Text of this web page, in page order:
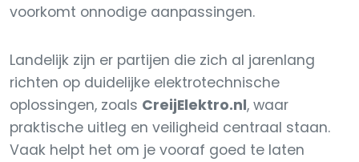
voorkomt onnodige aanpassingen.
Landelijk zijn er partijen die zich al jarenlang
richten op duidelijke elektrotechnische
oplossingen, zoals CreijElektro.nl, waar
praktische uitleg en veiligheid centraal staan.
Vaak helpt het om je vooraf goed te laten